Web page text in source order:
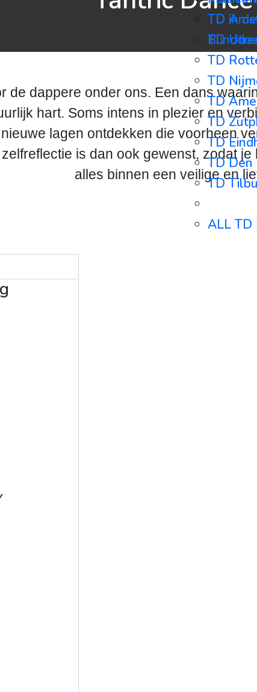
TD in
TD
TD
TD
TD
TD
TD
TD
TD Den
TD
ALL TD
de dappere onder ons. Een dans
hart. Soms intens in plezier en
lagen ontdekken die voorheen
is dan ook gewenst, zodat
alles binnen een veilige en